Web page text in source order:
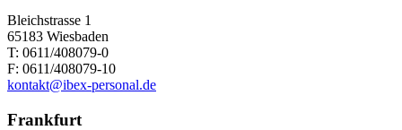
Bleichstrasse 1
65183 Wiesbaden
T: 0611/408079-0
F: 0611/408079-10
kontakt@ibex-personal.de
Frankfurt